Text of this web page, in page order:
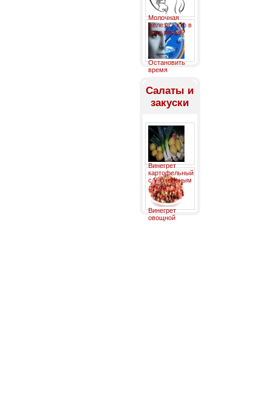
Молочная
железа - кто в
зоне риска?
Остановить
время
Салаты и
закуски
Винегрет
картофельный
с зеленым
луком
Винегрет
овощной